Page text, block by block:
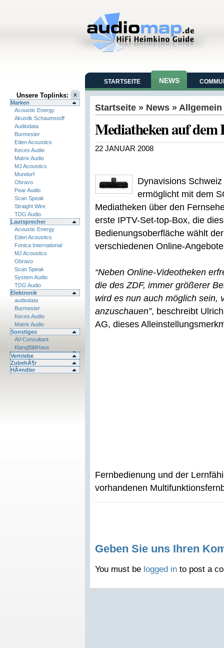
Unsere Toplinks:
Marken
Acoustic Energy
Akustik Schaumstoff
Audiodata
Burmester
Eden Acoustics
Keces Audio
Matrix Audio
MJ Acoustics
Mundorf
Obravo
Pear Audio
Scan Speak
Straight Wire
TDG Audio
Lautsprecher
Acoustic Energy
Eden Acoustics
Fonica International
MJ Acoustics
Obravo
Scan Speak
System Audio
TDG Audio
Elektronik
audiodata
Burmester
Keces Audio
Matrix Audio
Sonstiges
AV-Consultant
KlangBildHaus
Vertriebe
ZubehÃ¶r
HÃ¤ndler
STARTSEITE NEWS
Startseite » News » Allgemein
Mediatheken auf dem
22 JANUAR 2008
Dynavisions
ermöglicht mit dem
Mediatheken über den
erste IPTV-Set-top-Box, die
Bedienungsoberfläche wählt
verschiedenen Online-
“Neben Online-Videotheken
die des ZDF, immer größerer
wird es nun auch möglich sein,
anzuschauen”, beschreibt
AG, dieses
Fernbedienung und der
vorhandenen
Geben Sie uns Ihren
You must be logged in to post a